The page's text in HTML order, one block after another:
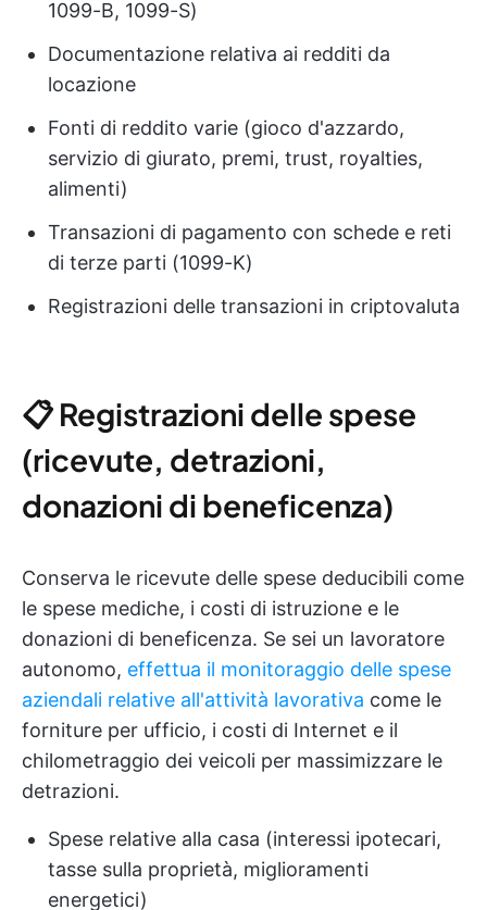
1099-B, 1099-S)
Documentazione relativa ai redditi da
locazione
Fonti di reddito varie (gioco d'azzardo,
servizio di giurato, premi, trust, royalties,
alimenti)
Transazioni di pagamento con schede e reti
di terze parti (1099-K)
Registrazioni delle transazioni in criptovaluta
📋 Registrazioni delle spese
(ricevute, detrazioni,
donazioni di beneficenza)
Conserva le ricevute delle spese deducibili come
le spese mediche, i costi di istruzione e le
donazioni di beneficenza. Se sei un lavoratore
autonomo, effettua il monitoraggio delle spese
aziendali relative all'attività lavorativa come le
forniture per ufficio, i costi di Internet e il
chilometraggio dei veicoli per massimizzare le
detrazioni.
Spese relative alla casa (interessi ipotecari,
tasse sulla proprietà, miglioramenti
energetici)